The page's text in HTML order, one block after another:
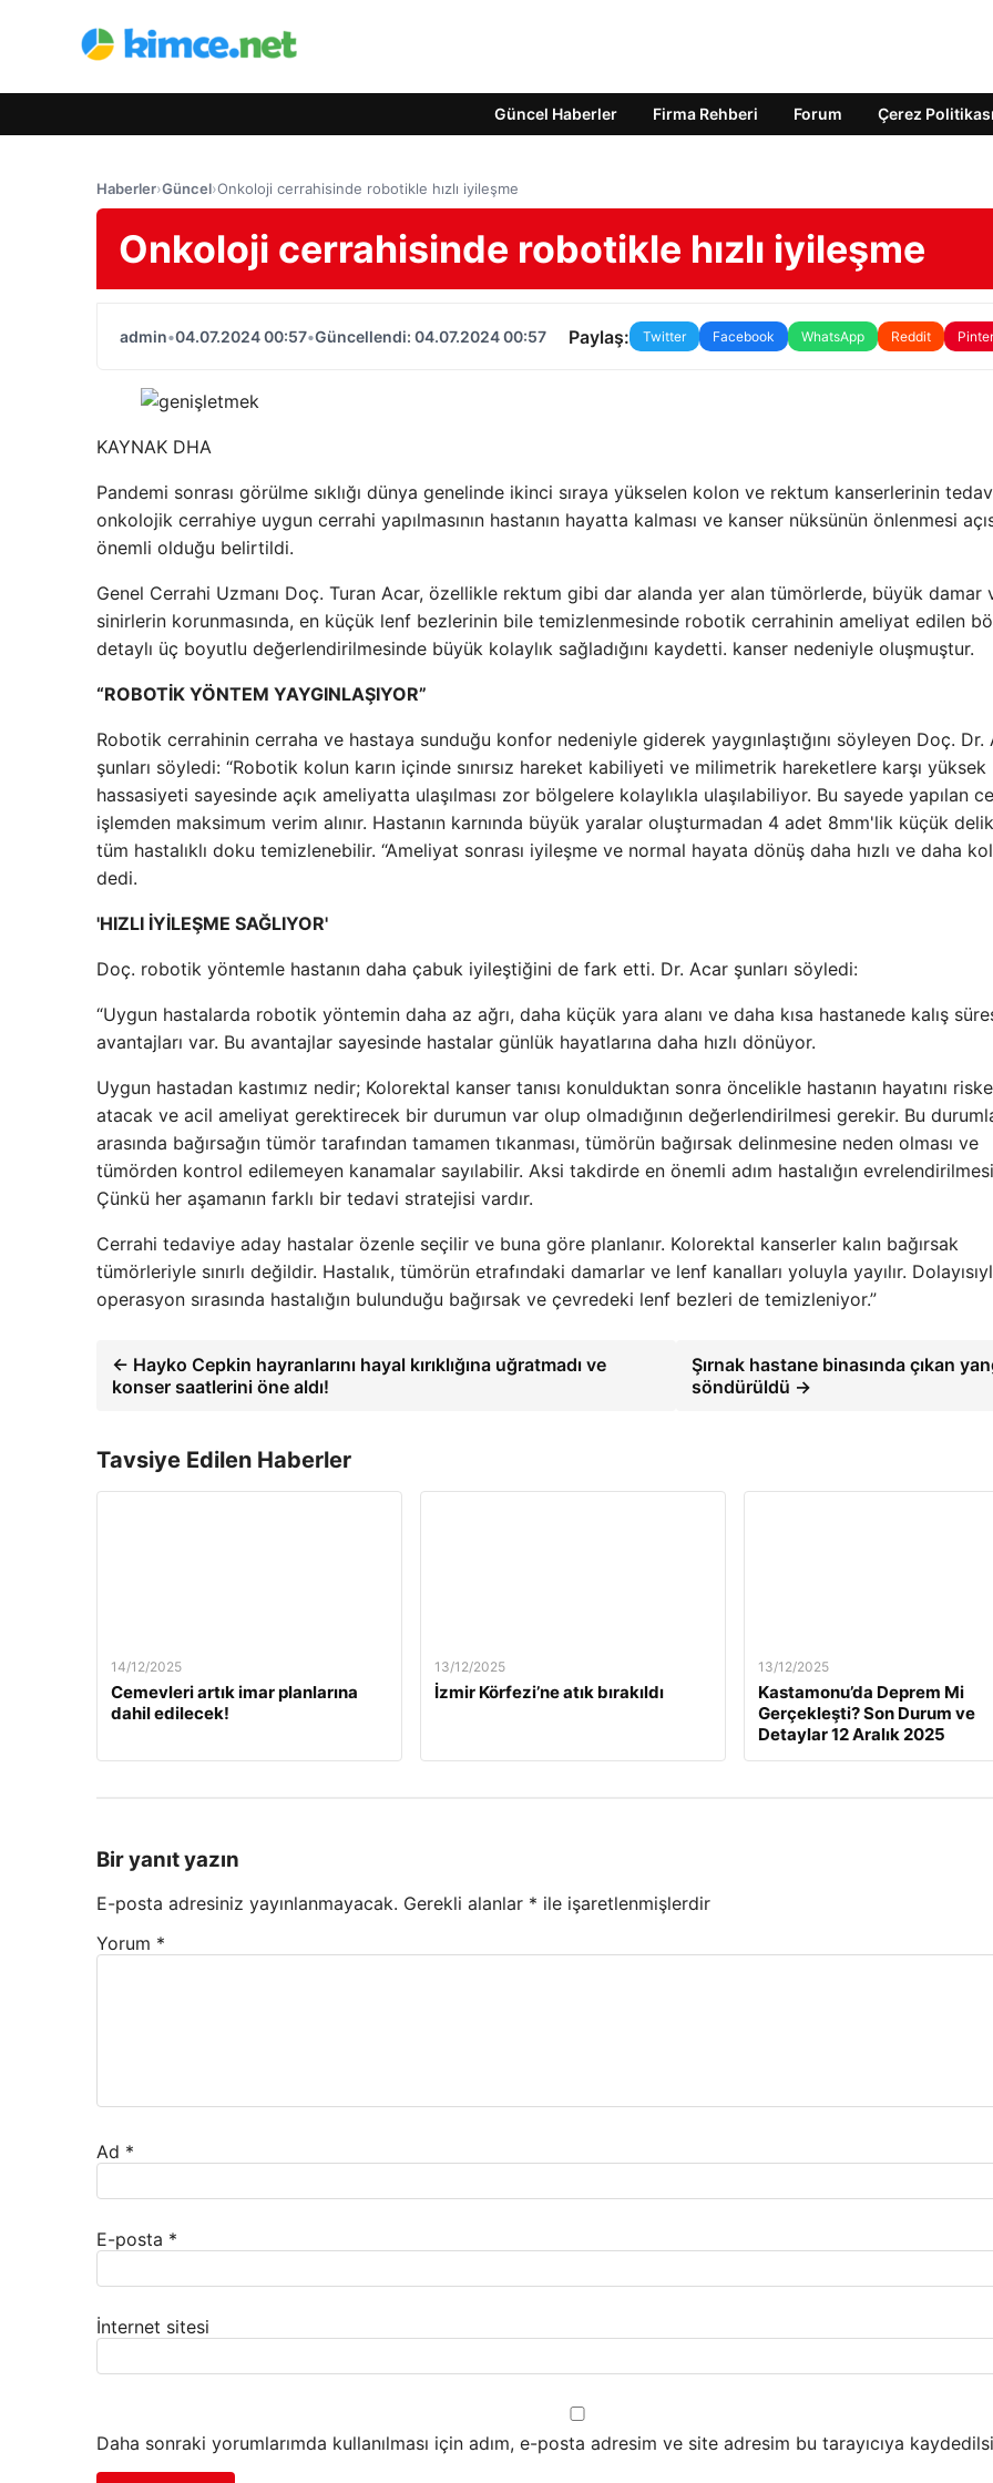
Güncel Haberler Firma Rehberi Forum Çerez Politikası
Haberler›Güncel›Onkoloji cerrahisinde robotikle hızlı iyileşme
Onkoloji cerrahisinde robotikle hızlı iyileşme
admin•04.07.2024 00:57•Güncellendi: 04.07.2024 00:57 Paylaş: Twitter Facebook WhatsApp Reddit
KAYNAK DHA
Pandemi sonrası görülme sıklığı dünya genelinde ikinci sıraya yükselen kolon ve rektum kanserlerinin
onkolojik cerrahiye uygun cerrahi yapılmasının hastanın hayatta kalması ve kanser nüksünün önlenmesi
önemli olduğu belirtildi.
Genel Cerrahi Uzmanı Doç. Turan Acar, özellikle rektum gibi dar alanda yer alan tümörlerde, büyük damar
sinirlerin korunmasında, en küçük lenf bezlerinin bile temizlenmesinde robotik cerrahinin ameliyat edilen
detaylı üç boyutlu değerlendirilmesinde büyük kolaylık sağladığını kaydetti. kanser nedeniyle oluşmuştur.
“ROBOTİK YÖNTEM YAYGINLAŞIYOR”
Robotik cerrahinin cerraha ve hastaya sunduğu konfor nedeniyle giderek yaygınlaştığını söyleyen Doç. Dr.
şunları söyledi: “Robotik kolun karın içinde sınırsız hareket kabiliyeti ve milimetrik hareketlere karşı yüksek
hassasiyeti sayesinde açık ameliyatta ulaşılması zor bölgelere kolaylıkla ulaşılabiliyor. Bu sayede yapılan
işlemden maksimum verim alınır. Hastanın karnında büyük yaralar oluşturmadan 4 adet 8mm'lik küçük
tüm hastalıklı doku temizlenebilir. “Ameliyat sonrası iyileşme ve normal hayata dönüş daha hızlı ve daha
dedi.
'HIZLI İYİLEŞME SAĞLIYOR'
Doç. robotik yöntemle hastanın daha çabuk iyileştiğini de fark etti. Dr. Acar şunları söyledi:
“Uygun hastalarda robotik yöntemin daha az ağrı, daha küçük yara alanı ve daha kısa hastanede kalış
avantajları var. Bu avantajlar sayesinde hastalar günlük hayatlarına daha hızlı dönüyor.
Uygun hastadan kastımız nedir; Kolorektal kanser tanısı konulduktan sonra öncelikle hastanın hayatını riske
atacak ve acil ameliyat gerektirecek bir durumun var olup olmadığının değerlendirilmesi gerekir. Bu
arasında bağırsağın tümör tarafından tamamen tıkanması, tümörün bağırsak delinmesine neden olması ve
tümörden kontrol edilemeyen kanamalar sayılabilir. Aksi takdirde en önemli adım hastalığın
Çünkü her aşamanın farklı bir tedavi stratejisi vardır.
Cerrahi tedaviye aday hastalar özenle seçilir ve buna göre planlanır. Kolorektal kanserler kalın bağırsak
tümörleriyle sınırlı değildir. Hastalık, tümörün etrafındaki damarlar ve lenf kanalları yoluyla yayılır.
operasyon sırasında hastalığın bulunduğu bağırsak ve çevredeki lenf bezleri de temizleniyor.”
← Hayko Cepkin hayranlarını hayal kırıklığına uğratmadı ve
konser saatlerini öne aldı!
Şırnak hastane binasında çıkan
söndürüldü →
Tavsiye Edilen Haberler
14/12/2025
Cemevleri artık imar planlarına
dahil edilecek!
13/12/2025
İzmir Körfezi’ne atık bırakıldı
13/12/2025
Kastamonu’da Deprem Mi
Gerçekleşti? Son Durum ve
Detaylar 12 Aralık 2025
Bir yanıt yazın
E-posta adresiniz yayınlanmayacak. Gerekli alanlar * ile işaretlenmişlerdir
Yorum *
Ad *
E-posta *
İnternet sitesi
Daha sonraki yorumlarımda kullanılması için adım, e-posta adresim ve site adresim bu tarayıcıya